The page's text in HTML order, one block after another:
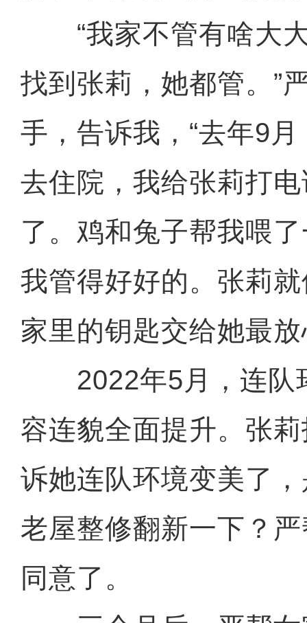
“我家不管有啥大大
找到张莉，她都管。”
手，告诉我，“去年9
去住院，我给张莉打
了。鸡和兔子帮我喂
我管得好好的。张莉
家里的钥匙交给她最放
2022年5月，连队
容连貌全面提升。张
诉她连队环境变美了
老屋整修翻新一下？
同意了。